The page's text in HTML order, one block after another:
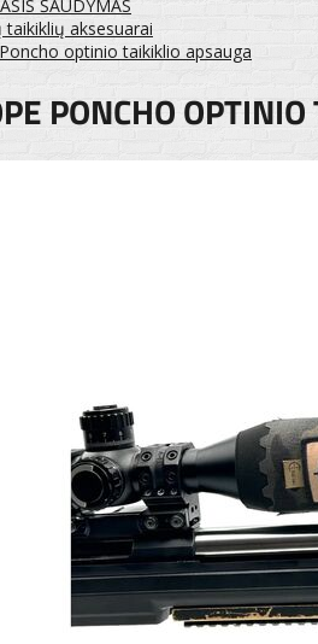
ŠAUDYMAS
taikiklių aksesuarai
optinio taikiklio apsauga
PONCHO